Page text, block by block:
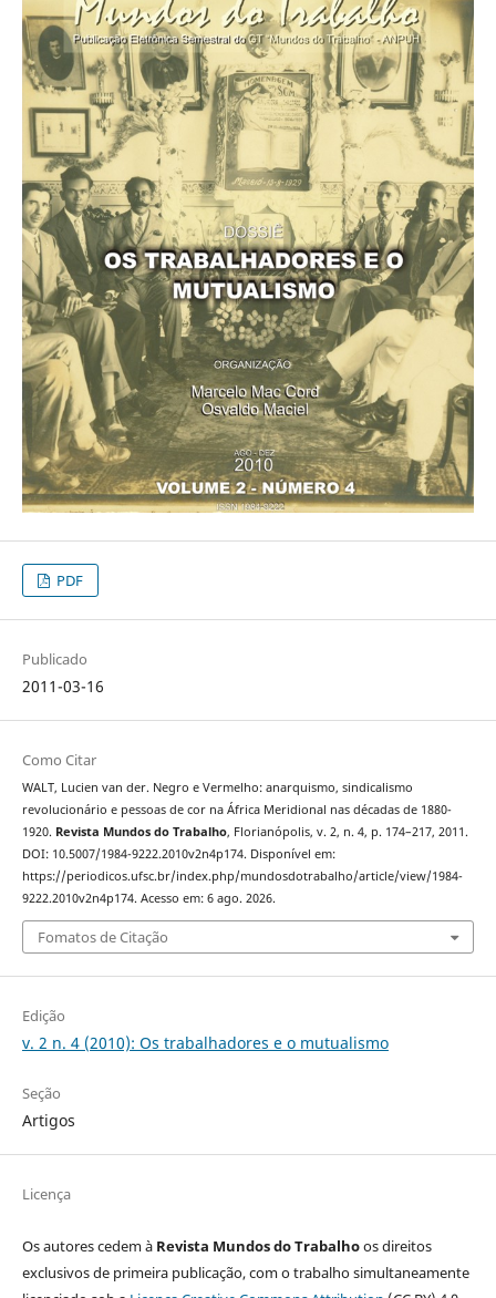
PDF
Publicado
2011-03-16
Como Citar
WALT, Lucien van der. Negro e Vermelho: anarquismo, sindicalismo
revolucionário e pessoas de cor na África Meridional nas décadas de 1880-
1920. Revista Mundos do Trabalho, Florianópolis, v. 2, n. 4, p. 174–217, 2011.
DOI: 10.5007/1984-9222.2010v2n4p174. Disponível em:
https://periodicos.ufsc.br/index.php/mundosdotrabalho/article/view/1984-
9222.2010v2n4p174. Acesso em: 6 ago. 2026.
Fomatos de Citação
Edição
v. 2 n. 4 (2010): Os trabalhadores e o mutualismo
Seção
Artigos
Licença
Os autores cedem à Revista Mundos do Trabalhoos direitos
exclusivos de primeira publicação, com o trabalho simultaneamente